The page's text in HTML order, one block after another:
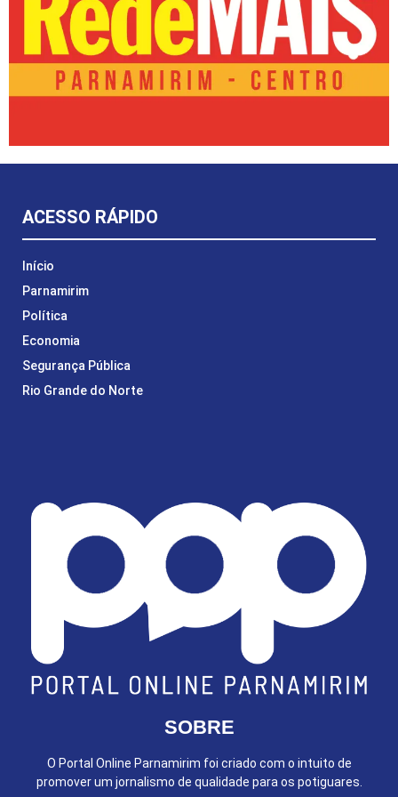
ACESSO RÁPIDO
Início
Parnamirim
Política
Economia
Segurança Pública
Rio Grande do Norte
SOBRE
O Portal Online Parnamirim foi criado com o intuito de
promover um jornalismo de qualidade para os potiguares.